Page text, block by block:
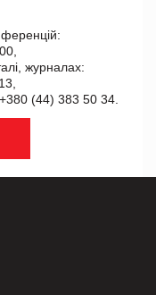
журналах:
(44) 383 50 34.